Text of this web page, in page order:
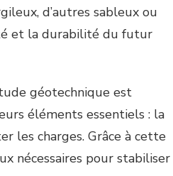
d’autres sableux ou
et la durabilité du futur
géotechnique est
éléments essentiels : la
les charges. Grâce à cette
nécessaires pour stabiliser